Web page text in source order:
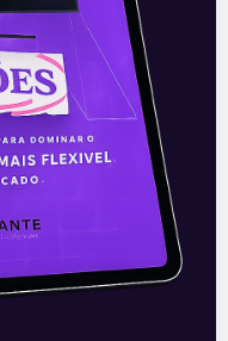
E EU COM ISSO